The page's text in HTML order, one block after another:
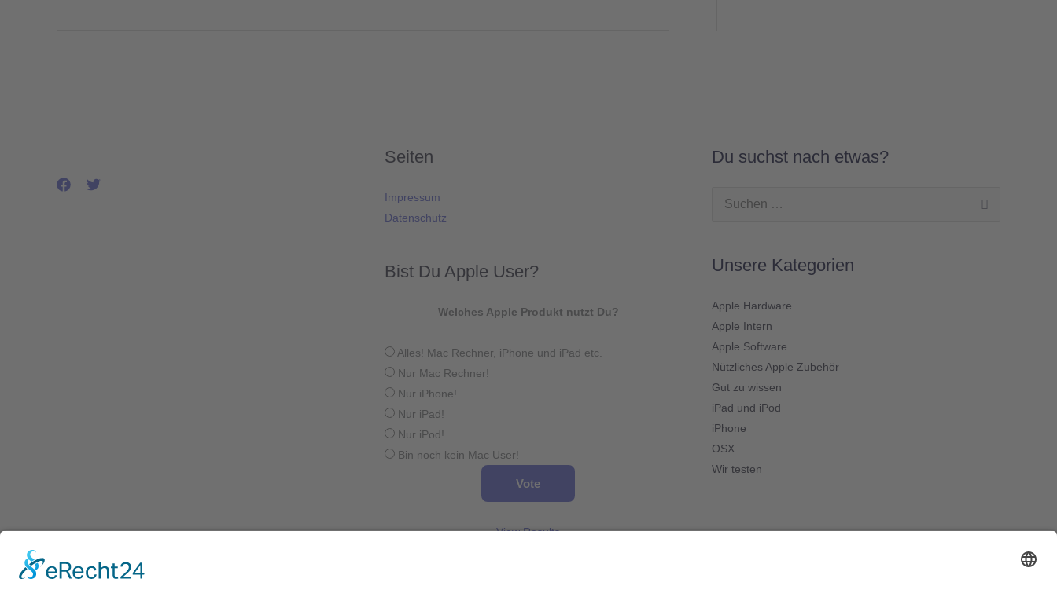
Seiten
Impressum
Datenschutz
Bist Du Apple User?
Welches Apple Produkt nutzt Du?
Alles! Mac Rechner, iPhone und iPad etc.
Nur Mac Rechner!
Nur iPhone!
Nur iPad!
Nur iPod!
Bin noch kein Mac User!
View Results
Du suchst nach etwas?
Suchen
Unsere Kategorien
Apple Hardware
Apple Intern
Apple Software
Nützliches Apple Zubehör
Gut zu wissen
iPad und iPod
iPhone
OSX
Wir testen